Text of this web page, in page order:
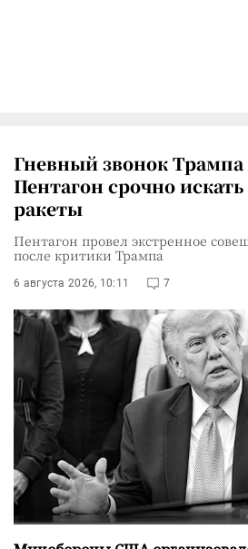
Гневный звонок Трампа
Пентагон срочно
ракеты
Пентагон провел экстренное
после критики Трампа
6 августа 2026, 10:11 7